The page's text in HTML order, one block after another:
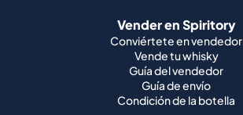
Vender en Spiritory
Conviértete en vendedor
Vende tu whisky
Guía del vendedor
Guía de envío
Condición de la botella